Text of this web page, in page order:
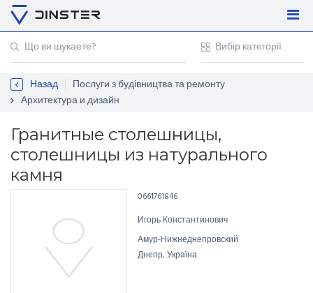
Регістрація
Контакти
Назад
Послуги з будівництва та ремонту
Архитектура и дизайн
Гранитные столешницы,
столешницы из натурального
камня
0661761846
Игорь Константинович
Амур-Нижнеднепровский
Днепр, Україна